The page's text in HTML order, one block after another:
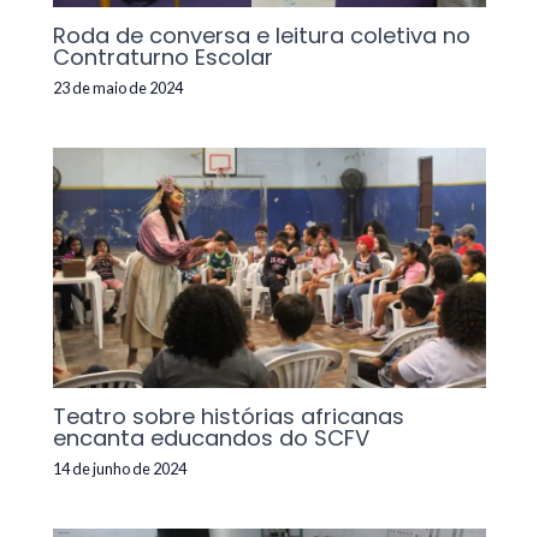
Roda de conversa e leitura coletiva no
Contraturno Escolar
23 de maio de 2024
Teatro sobre histórias africanas
encanta educandos do SCFV
14 de junho de 2024